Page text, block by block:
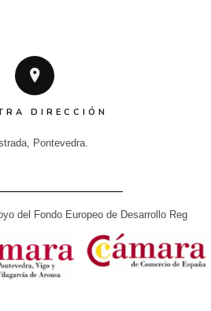
DIRECCIÓN
Pontevedra.
del Fondo Europeo de Desarrollo Reg